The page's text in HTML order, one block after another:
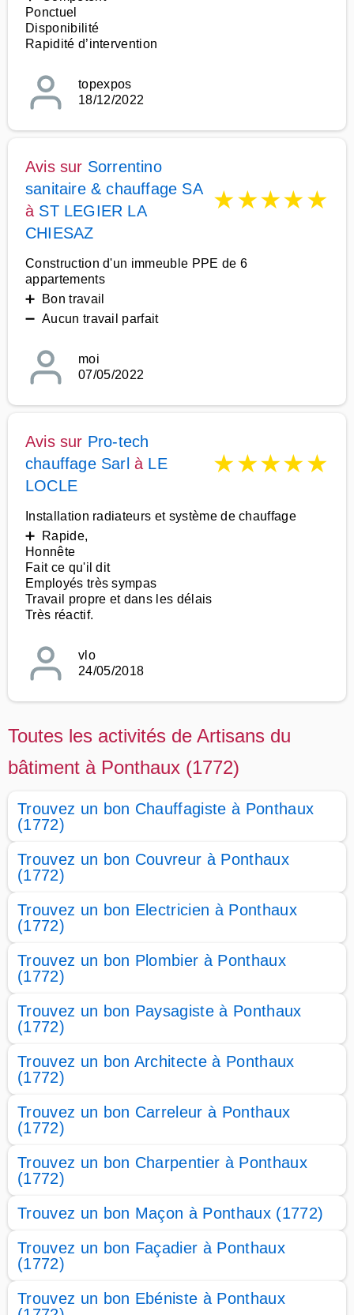
Ponctuel
Disponibilité
Rapidité d’intervention
topexpos
18/12/2022
Avis sur Sorrentino
sanitaire & chauffage SA
à ST LEGIER LA
CHIESAZ
★★★★★
Construction d'un immeuble PPE de 6
appartements
➕ Bon travail
➖ Aucun travail parfait
moi
07/05/2022
Avis sur Pro-tech
chauffage Sarl à LE
LOCLE
★★★★★
Installation radiateurs et système de chauffage
➕ Rapide,
Honnête
Fait ce qu'il dit
Employés très sympas
Travail propre et dans les délais
Très réactif.
vlo
24/05/2018
Toutes les activités de Artisans du
bâtiment à Ponthaux (1772)
Trouvez un bon Chauffagiste à Ponthaux
(1772)
Trouvez un bon Couvreur à Ponthaux
(1772)
Trouvez un bon Electricien à Ponthaux
(1772)
Trouvez un bon Plombier à Ponthaux
(1772)
Trouvez un bon Paysagiste à Ponthaux
(1772)
Trouvez un bon Architecte à Ponthaux
(1772)
Trouvez un bon Carreleur à Ponthaux
(1772)
Trouvez un bon Charpentier à Ponthaux
(1772)
Trouvez un bon Maçon à Ponthaux (1772)
Trouvez un bon Façadier à Ponthaux
(1772)
Trouvez un bon Ebéniste à Ponthaux